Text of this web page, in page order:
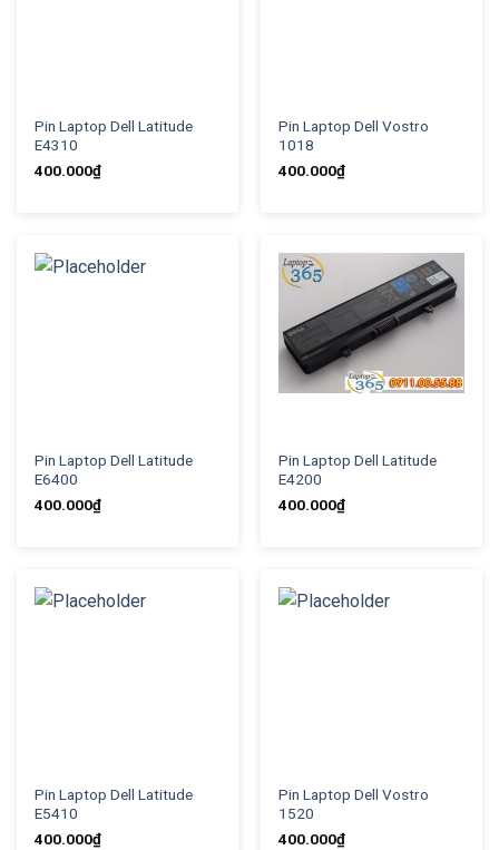
Pin Laptop Dell Latitude
E4310
400.000₫
Pin Laptop Dell Vostro
1018
400.000₫
Pin Laptop Dell Latitude
E6400
400.000₫
Pin Laptop Dell Latitude
E4200
400.000₫
Pin Laptop Dell Latitude
E5410
400.000₫
Pin Laptop Dell Vostro
1520
400.000₫